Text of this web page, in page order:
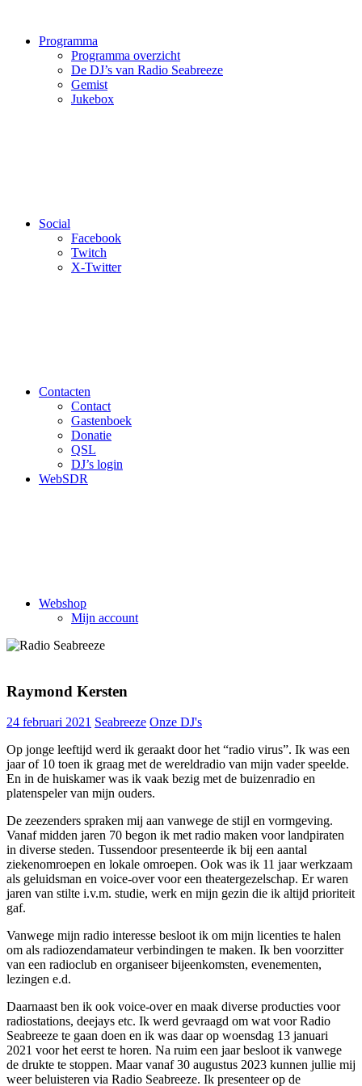
Programma
Programma overzicht
De DJ’s van Radio Seabreeze
Gemist
Jukebox
Social
Facebook
Twitch
X-Twitter
Contacten
Contact
Gastenboek
Donatie
QSL
DJ’s login
WebSDR
Webshop
Mijn account
Raymond Kersten
24 februari 2021 Seabreeze Onze DJ's
Op jonge leeftijd werd ik geraakt door het “radio virus”. Ik was een
jaar of 10 toen ik graag met de wereldradio van mijn vader speelde.
En in de huiskamer was ik vaak bezig met de buizenradio en
platenspeler van mijn ouders.
De zeezenders spraken mij aan vanwege de stijl en vormgeving.
Vanaf midden jaren 70 begon ik met radio maken voor landpiraten
in diverse steden. Tussendoor presenteerde ik bij een aantal
ziekenomroepen en lokale omroepen. Ook was ik 11 jaar werkzaam
als geluidsman en voice-over voor een theatergezelschap. Er waren
jaren van stilte i.v.m. studie, werk en mijn gezin die ik altijd prioriteit
gaf.
Vanwege mijn radio interesse besloot ik om mijn licenties te halen
om als radiozendamateur verbindingen te maken. Ik ben voorzitter
van een radioclub en organiseer bijeenkomsten, evenementen,
lezingen e.d.
Daarnaast ben ik ook voice-over en maak diverse producties voor
radiostations, deejays etc. Ik werd gevraagd om wat voor Radio
Seabreeze te gaan doen en ik was daar op woensdag 13 januari
2021 voor het eerst te horen. Na ruim een jaar besloot ik vanwege
de drukte te stoppen. Maar vanaf 30 augustus 2023 kunnen jullie mij
weer beluisteren via Radio Seabreeze. Ik presenteer op de